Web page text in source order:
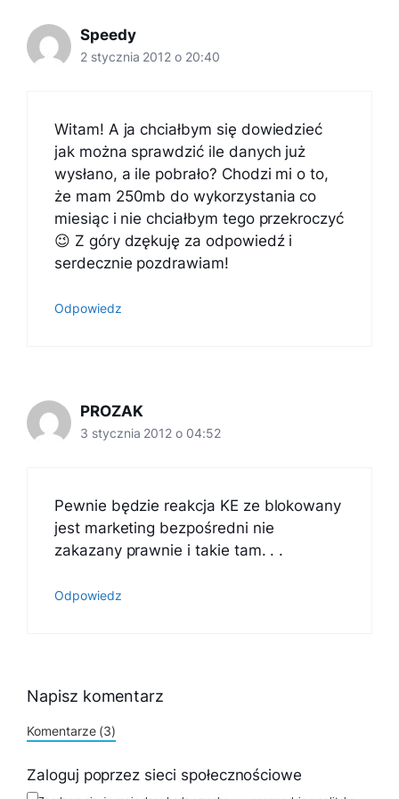
Speedy
2 stycznia 2012 o 20:40
Witam! A ja chciałbym się dowiedzieć
jak można sprawdzić ile danych już
wysłano, a ile pobrało? Chodzi mi o to,
że mam 250mb do wykorzystania co
miesiąc i nie chciałbym tego przekroczyć
😉 Z góry dzękuję za odpowiedź i
serdecznie pozdrawiam!
Odpowiedz
PROZAK
3 stycznia 2012 o 04:52
Pewnie będzie reakcja KE ze blokowany
jest marketing bezpośredni nie
zakazany prawnie i takie tam. . .
Odpowiedz
Napisz komentarz
Komentarze (3)
Zaloguj poprzez sieci społecznościowe